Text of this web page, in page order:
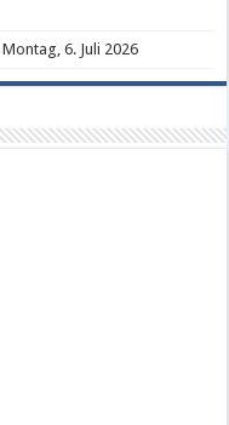
Montag, 6. Juli 2026